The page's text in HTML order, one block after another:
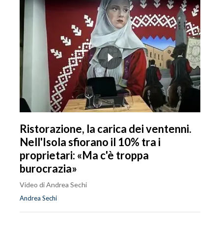
Ristorazione, la carica dei ventenni.
Nell'Isola sfiorano il 10% tra i
proprietari: «Ma c'è troppa
burocrazia»
Video di Andrea Sechi
Andrea Sechi